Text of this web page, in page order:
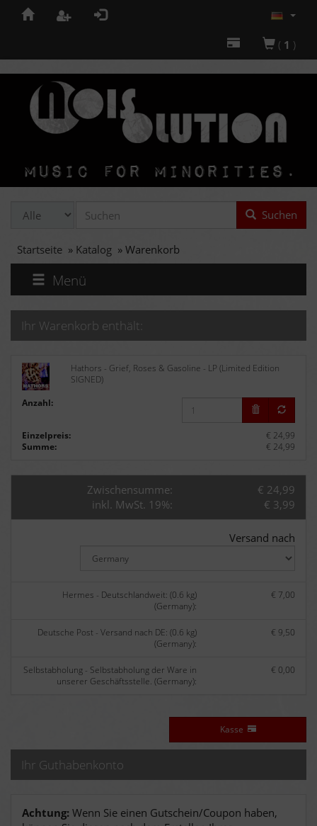
( 1 )
Suchen
Startseite » Katalog » Warenkorb
Menü
Ihr Warenkorb enthält:
Hathors - Grief, Roses & Gasoline - LP (Limited Edition
SIGNED)
Anzahl:
Einzelpreis:
€ 24,99
Summe:
€ 24,99
Zwischensumme:
€ 24,99
inkl. MwSt. 19%:
€ 3,99
Versand nach
Hermes - Deutschlandweit: (0.6 kg)
(Germany):
€ 7,00
Deutsche Post - Versand nach DE: (0.6 kg)
(Germany):
€ 9,50
Selbstabholung - Selbstabholung der Ware in
unserer Geschäftsstelle. (Germany):
€ 0,00
Kasse
Ihr Guthabenkonto
Achtung: Wenn Sie einen Gutschein/Coupon haben,